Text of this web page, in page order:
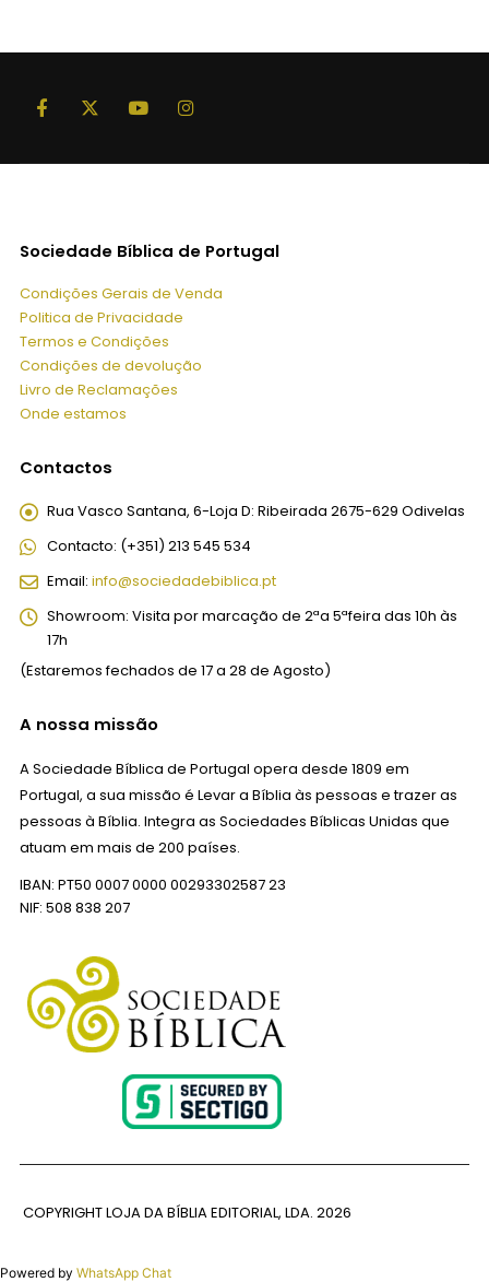
Sociedade Bíblica de Portugal
Condições Gerais de Venda
Politica de Privacidade
Termos e Condições
Condições de devolução
Livro de Reclamações
Onde estamos
Contactos
Rua Vasco Santana, 6-Loja D: Ribeirada 2675-629 Odivelas
Contacto: (+351) 213 545 534
Email: info@sociedadebiblica.pt
Showroom: Visita por marcação de 2ªa 5ªfeira das 10h às
17h
(Estaremos fechados de 17 a 28 de Agosto)
A nossa missão
A Sociedade Bíblica de Portugal opera desde 1809 em
Portugal, a sua missão é Levar a Bíblia às pessoas e trazer as
pessoas à Bíblia. Integra as Sociedades Bíblicas Unidas que
atuam em mais de 200 países.
IBAN: PT50 0007 0000 00293302587 23
NIF: 508 838 207
COPYRIGHT LOJA DA BÍBLIA EDITORIAL, LDA. 2026
Powered by WhatsApp Chat